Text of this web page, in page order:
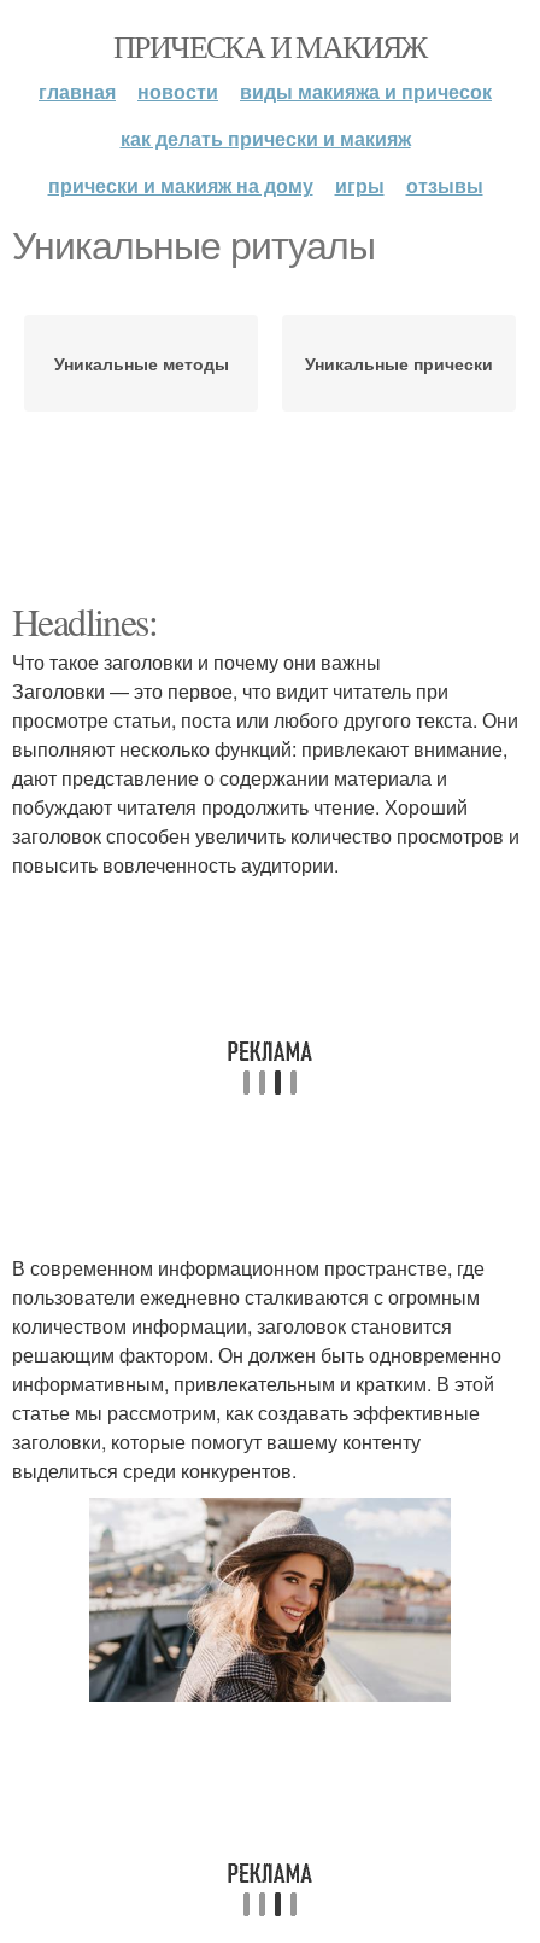
ПРИЧЕСКА И МАКИЯЖ
главная новости
виды макияжа и причесок
как делать прически и макияж
прически и макияж на дому
игры отзывы
Уникальные ритуалы
Уникальные методы Уникальные прически
Headlines:
Что такое заголовки и почему они важны
Заголовки — это первое, что видит читатель при
просмотре статьи, поста или любого другого текста. Они
выполняют несколько функций: привлекают внимание,
дают представление о содержании материала и
побуждают читателя продолжить чтение. Хороший
заголовок способен увеличить количество просмотров и
повысить вовлеченность аудитории.
В современном информационном пространстве, где
пользователи ежедневно сталкиваются с огромным
количеством информации, заголовок становится
решающим фактором. Он должен быть одновременно
информативным, привлекательным и кратким. В этой
статье мы рассмотрим, как создавать эффективные
заголовки, которые помогут вашему контенту
выделиться среди конкурентов.